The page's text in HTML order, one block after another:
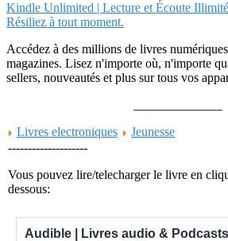
Kindle Unlimited | Lecture et Écoute
Résiliez à tout moment.
Accédez à des millions de livres
magazines. Lisez n'importe où, n'importe
sellers, nouveautés et plus sur tous vos
Livres electroniques
Jeunesse
--------------------
Vous pouvez lire/telecharger le livre en
dessous:
Audible | Livres audio &